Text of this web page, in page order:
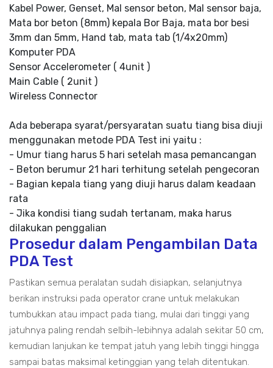
Kabel Power, Genset, Mal sensor beton, Mal sensor baja,
Mata bor beton (8mm) kepala Bor Baja, mata bor besi
3mm dan 5mm, Hand tab, mata tab (1/4x20mm)
Komputer PDA
Sensor Accelerometer ( 4unit )
Main Cable ( 2unit )
Wireless Connector
Ada beberapa syarat/persyaratan suatu tiang bisa diuji
menggunakan metode PDA Test ini yaitu :
- Umur tiang harus 5 hari setelah masa pemancangan
- Beton berumur 21 hari terhitung setelah pengecoran
- Bagian kepala tiang yang diuji harus dalam keadaan
rata
- Jika kondisi tiang sudah tertanam, maka harus
dilakukan penggalian
Prosedur dalam Pengambilan Data
PDA Test
Pastikan semua peralatan sudah disiapkan, selanjutnya
berikan instruksi pada operator crane untuk melakukan
tumbukkan atau impact pada tiang, mulai dari tinggi yang
jatuhnya paling rendah selbih-lebihnya adalah sekitar 50 cm,
kemudian lanjukan ke tempat jatuh yang lebih tinggi hingga
sampai batas maksimal ketinggian yang telah ditentukan.